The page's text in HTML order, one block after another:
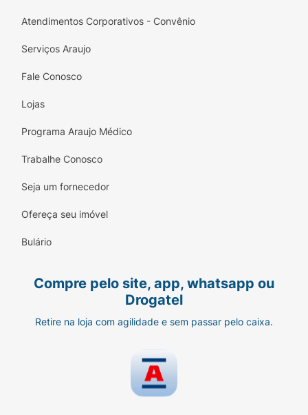
Atendimentos Corporativos - Convênio
Serviços Araujo
Fale Conosco
Lojas
Programa Araujo Médico
Trabalhe Conosco
Seja um fornecedor
Ofereça seu imóvel
Bulário
Compre pelo site, app, whatsapp ou
Drogatel
Retire na loja com agilidade e sem passar pelo caixa.